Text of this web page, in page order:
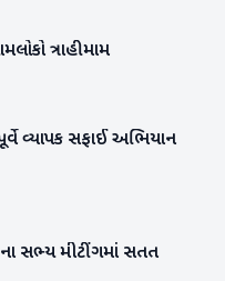
ત્રાહીમામ
વ્યાપક સફાઈ અભિયાન
ના સભ્ય મીટીંગમાં સતત